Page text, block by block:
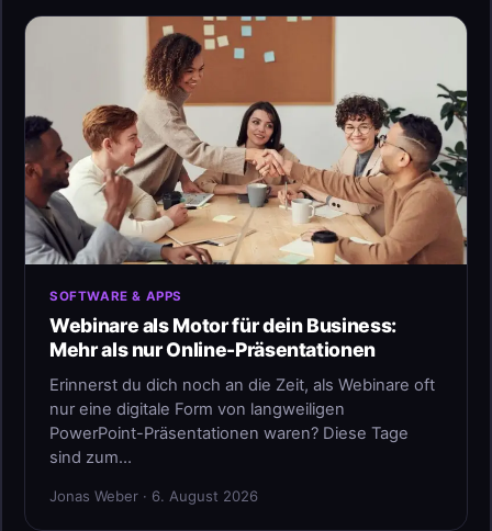
SOFTWARE & APPS
Webinare als Motor für dein Business:
Mehr als nur Online-Präsentationen
Erinnerst du dich noch an die Zeit, als Webinare oft
nur eine digitale Form von langweiligen
PowerPoint-Präsentationen waren? Diese Tage
sind zum…
Jonas Weber · 6. August 2026